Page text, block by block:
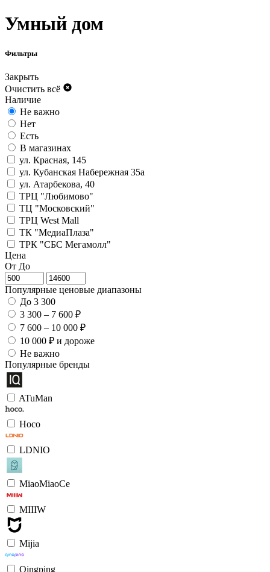
Умный дом
Фильтры
Закрыть
Очистить всё
Наличие
Не важно
Нет
Есть
В магазинах
ул. Красная, 145
ул. Кубанская Набережная 35а
ул. Атарбекова, 40
ТРЦ "Любимово"
ТЦ "Московский"
ТРЦ West Mall
ТК "МедиаПлаза"
ТРК "СБС Мегамолл"
Цена
От До
Популярные ценовые диапазоны
До 3 300
3 300 – 7 600 ₽
7 600 – 10 000 ₽
10 000 ₽ и дороже
Не важно
Популярные бренды
ATuMan
Hoco
LDNIO
MiaoMiaoCe
MIIIW
Mijia
Qingping